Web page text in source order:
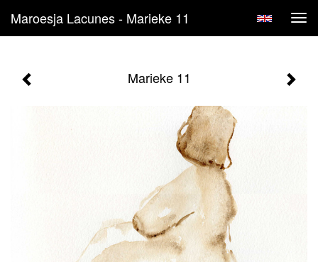
Maroesja Lacunes - Marieke 11
Marieke 11